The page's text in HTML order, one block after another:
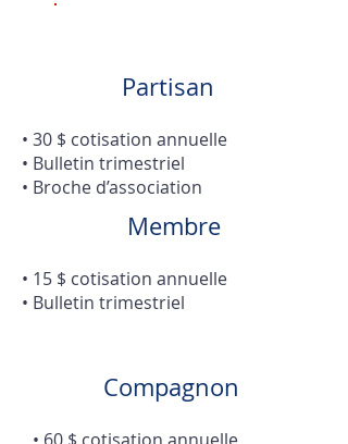
Partisan
• 30 $ cotisation annuelle
• Bulletin trimestriel
• Broche d’association
Membre
• 15 $ cotisation annuelle
• Bulletin trimestriel
Compagnon